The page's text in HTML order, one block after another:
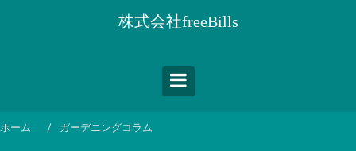
ス
株式会社freeBills
ホーム ガーデニングコラム